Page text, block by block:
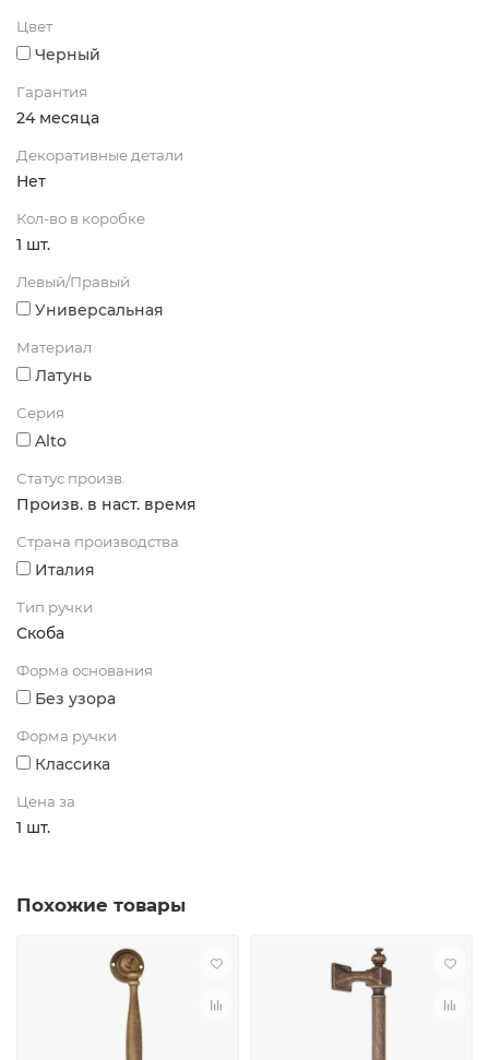
Цвет
Черный
Гарантия
24 месяца
Декоративные детали
Нет
Кол-во в коробке
1 шт.
Левый/Правый
Универсальная
Материал
Латунь
Серия
Alto
Статус произв.
Произв. в наст. время
Страна производства
Италия
Тип ручки
Скоба
Форма основания
Без узора
Форма ручки
Классика
Цена за
1 шт.
Похожие товары